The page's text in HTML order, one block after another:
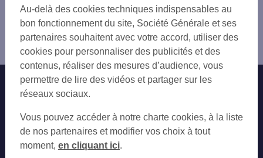
CASSIS 37 AV VICTOR HUGO
ST CYR SUR MER 29 RUE DE LA REPUBLI
SAINT CYR SUR MER
CARNOUX EN PROVENCE
CARNOUX EN PROVENCE 2 AV CHARCOT
BANDOL 2 RUE DES ECOLES
AUBAGNE 265 ROUTE DE LA CIOTAT
AUBAGNE 4 B CRS MAL FOCH
AUBAGNE 1 AV JEANNE D ARC
AUBAGNE 1120 ROUTE DE GEMENOS
ALLAUCH
PLAN-DE-CUQUES
MARSEILLE
Bouches-du-Rhône
la Ciotat
Distributeur/automate LA CIOTAT 6 QUAI FRANCOIS
MITTERRAN
Nos engagements Nous contacter
Autres sites SG
Professionnels
Entreprises
Au-delà des cookies techniques indispensables au
bon fonctionnement du site, Société Générale et ses
partenaires souhaitent avec votre accord, utiliser des
cookies pour personnaliser des publicités et des
contenus, réaliser des mesures d’audience, vous
permettre de lire des vidéos et partager sur les
réseaux sociaux.
Vous pouvez accéder à notre charte cookies, à la liste
de nos partenaires et modifier vos choix à tout
moment, en cliquant ici.